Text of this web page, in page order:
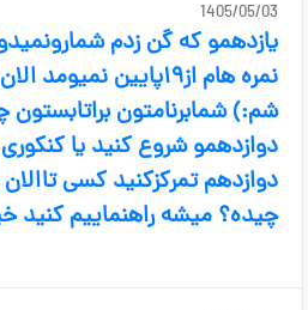
1405/05/03
یازدهمو که گن زدم
نمره هام از۱۹پایین
شم:) شمابرنامتون براتابستون
دوازدهمو شروع کنید یا
دوازدهم تمرکزکنید کسی
چیده؟ میشه راهنماییم کنید